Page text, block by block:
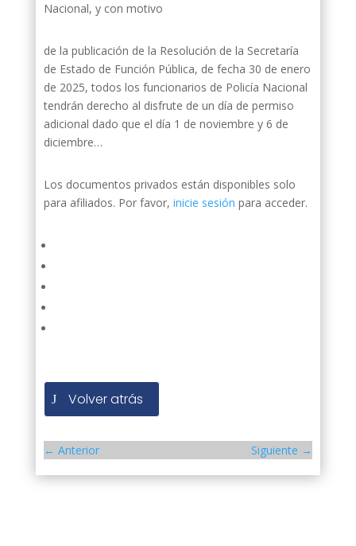
Nacional, y con motivo
de la publicación de la Resolución de la Secretaría
de Estado de Función Pública, de fecha 30 de enero
de 2025, todos los funcionarios de Policía Nacional
tendrán derecho al disfrute de un día de permiso
adicional dado que el día 1 de noviembre y 6 de
diciembre…
Los documentos privados están disponibles solo
para afiliados. Por favor, inicie sesión para acceder.
Volver atrás
← Anterior Siguiente →